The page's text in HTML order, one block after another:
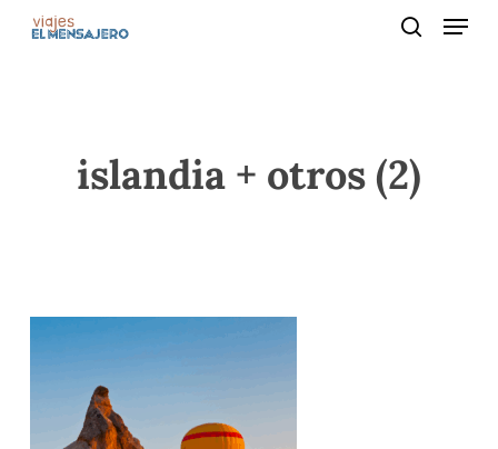
Menu
islandia + otros (2)